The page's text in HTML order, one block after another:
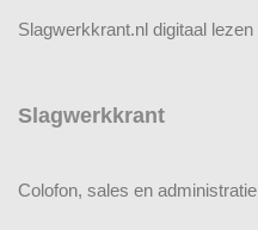
Slagwerkkrant.nl digitaal lezen
Slagwerkkrant
Colofon, sales en administratie